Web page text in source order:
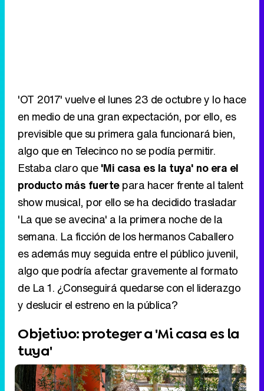
producto más fuertepara hacer frente al talent
show musical, por ello se ha decidido trasladar
'La que se avecina' a la primera noche de la
semana. La ficción de los hermanos Caballero
es además muy seguida entre el público juvenil,
algo que podría afectar gravemente al formato
de La 1. ¿Conseguirá quedarse con el liderazgo
y deslucir el estreno en la pública?
Objetivo: proteger a 'Mi casa es la
tuya'